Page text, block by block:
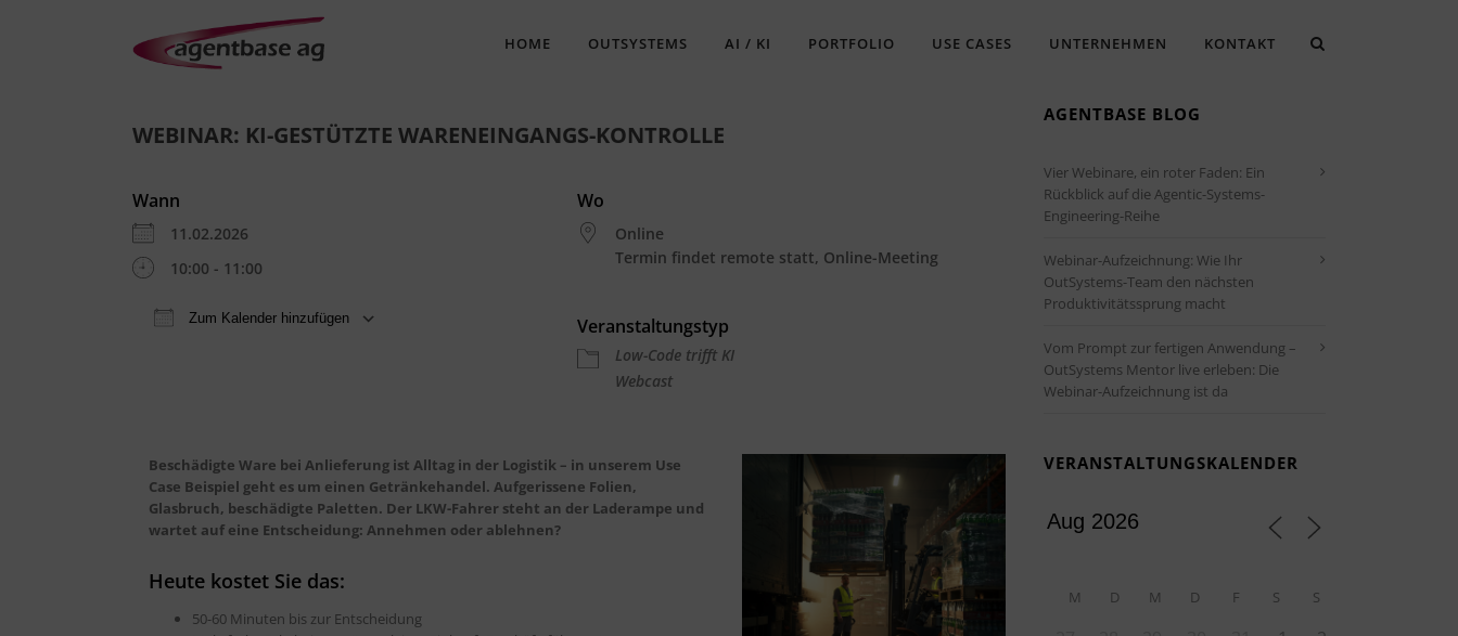
HOME OUTSYSTEMS AI / KI PORTFOLIO USE CASES UNTERNEHMEN KONTAKT
WEBINAR: KI-GESTÜTZTE WARENEINGANGS-KONTROLLE
Wann
11.02.2026
10:00 - 11:00
Zum Kalender hinzufügen
Office 365
Wo
Online
Termin findet remote statt, Online-Meeting
Veranstaltungstyp
Low-Code trifft KI
Webcast
Beschädigte Ware bei Anlieferung ist Alltag in der Logistik – in unserem Use
Case Beispiel geht es um einen Getränkehandel. Aufgerissene Folien,
Glasbruch, beschädigte Paletten. Der LKW-Fahrer steht an der Laderampe und
wartet auf eine Entscheidung: Annehmen oder ablehnen?
Heute kostet Sie das:
50-60 Minuten bis zur Entscheidung
AGENTBASE BLOG
Vier Webinare, ein roter Faden: Ein
Rückblick auf die Agentic-Systems-
Engineering-Reihe
Webinar-Aufzeichnung: Wie Ihr
OutSystems-Team den nächsten
Produktivitätssprung macht
Vom Prompt zur fertigen Anwendung –
OutSystems Mentor live erleben: Die
Webinar-Aufzeichnung ist da
VERANSTALTUNGSKALENDER
M D M D F S S